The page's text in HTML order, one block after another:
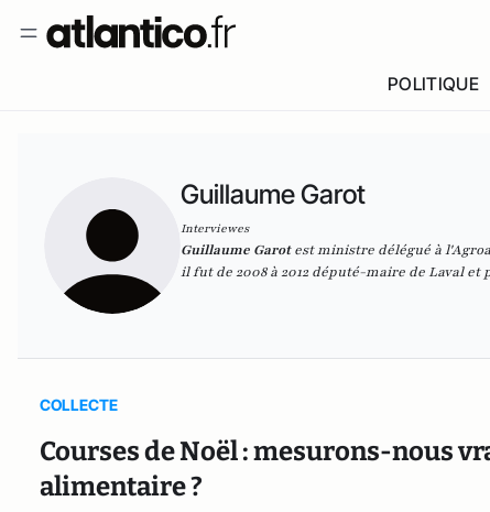
POLITIQUE
Guillaume Garot
Interviewes
Guillaume Garotest ministre délégué à
il fut de 2008 à 2012 député-maire de Laval
COLLECTE
Courses de Noël : mesurons-nous
alimentaire ?